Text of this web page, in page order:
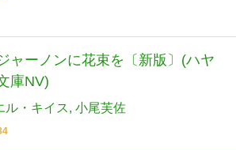
ャーノンに花束を〔新版〕(ハヤ
庫NV)
ル・キイス 小尾芙佐